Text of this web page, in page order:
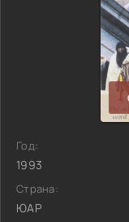
Год:
1993
Страна:
ЮАР